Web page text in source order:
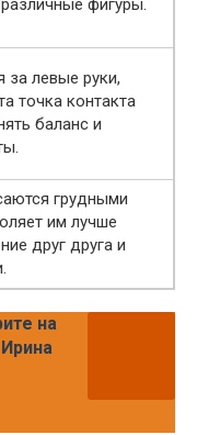
фигуры.
за левые руки,
точка контакта
баланс и
грудными
им лучше
друг друга и
на